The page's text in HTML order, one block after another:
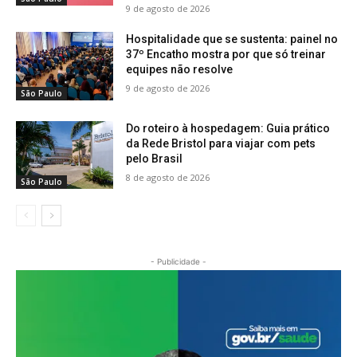
9 de agosto de 2026
São Paulo
Hospitalidade que se sustenta: painel no
37º Encatho mostra por que só treinar
equipes não resolve
9 de agosto de 2026
São Paulo
Do roteiro à hospedagem: Guia prático
da Rede Bristol para viajar com pets
pelo Brasil
8 de agosto de 2026
- Publicidade -